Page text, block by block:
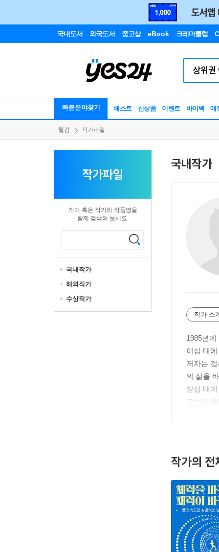
국내도서 외국도서 중고샵 eBook 크레마클럽
빠른분야찾기 베스트 신상품 이벤트 바이백 매
웰컴 작가파일
작가파일
작가 혹은 작가와 작품명을
함께 검색해 보세요.
국내작가
해외작가
수상작가
국내작가
작가 소
1985년
이십 대
저자는
의 삶을
삼십 대
그들을
작가의 전